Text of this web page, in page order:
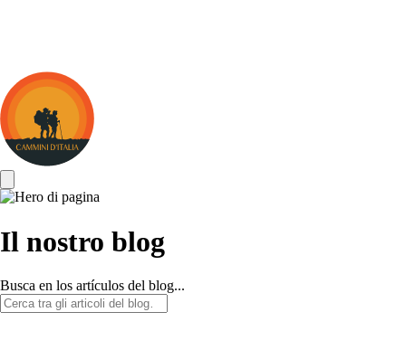
Cammini
d&#039;Italia
Il nostro blog
Busca en los artículos del blog...